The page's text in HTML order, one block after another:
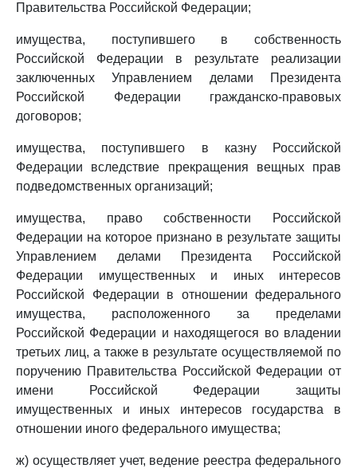
Правительства Российской Федерации;
имущества, поступившего в собственность
Российской Федерации в результате реализации
заключенных Управлением делами Президента
Российской Федерации гражданско-правовых
договоров;
имущества, поступившего в казну Российской
Федерации вследствие прекращения вещных прав
подведомственных организаций;
имущества, право собственности Российской
Федерации на которое признано в результате защиты
Управлением делами Президента Российской
Федерации имущественных и иных интересов
Российской Федерации в отношении федерального
имущества, расположенного за пределами
Российской Федерации и находящегося во владении
третьих лиц, а также в результате осуществляемой по
поручению Правительства Российской Федерации от
имени Российской Федерации защиты
имущественных и иных интересов государства в
отношении иного федерального имущества;
ж) осуществляет учет, ведение реестра федерального